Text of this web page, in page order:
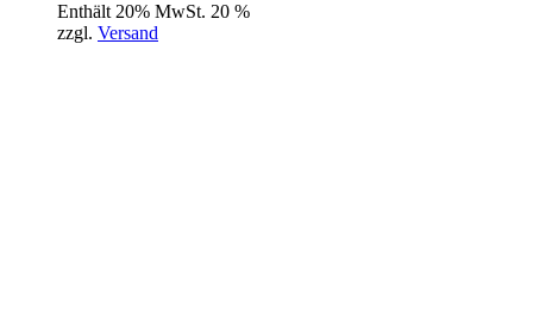
Enthält 20% MwSt. 20 %
zzgl. Versand